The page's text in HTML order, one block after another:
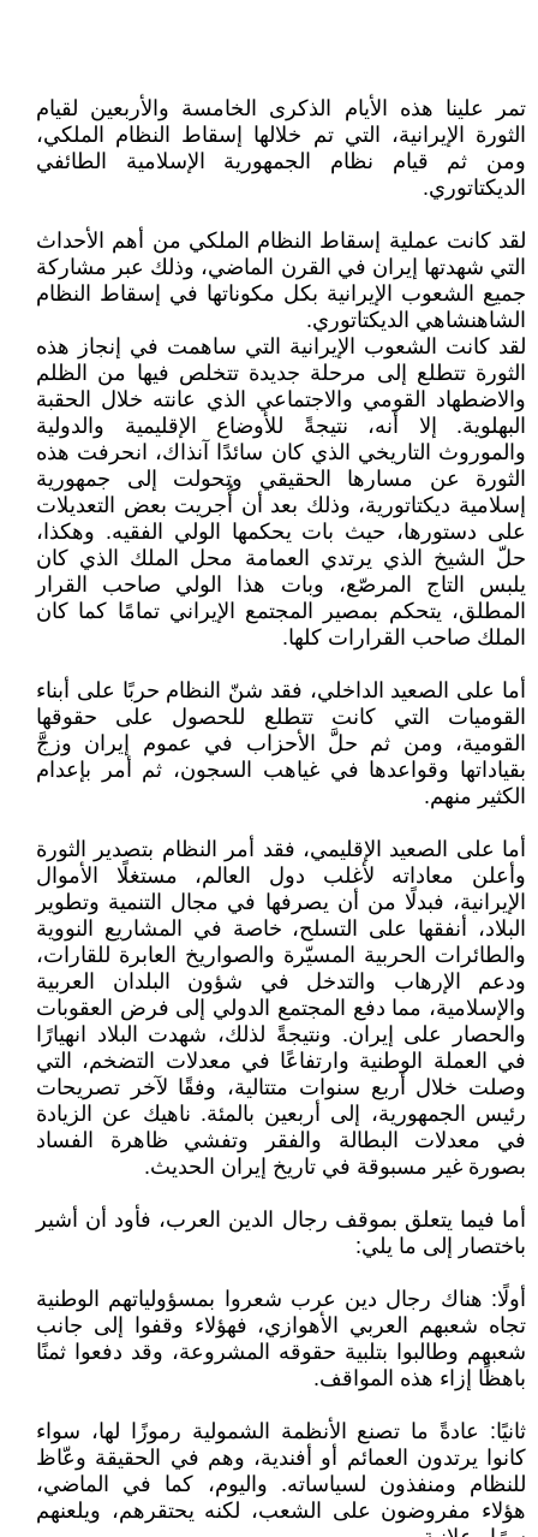
تمر علينا هذه الأيام الذكرى الخامسة والأربعين لقيام
الثورة الإيرانية، التي تم خلالها إسقاط النظام الملكي،
ومن ثم قيام نظام الجمهورية الإسلامية الطائفي
الديكتاتوري.
لقد كانت عملية إسقاط النظام الملكي من أهم الأحداث
التي شهدتها إيران في القرن الماضي، وذلك عبر مشاركة
جميع الشعوب الإيرانية بكل مكوناتها في إسقاط النظام
الشاهنشاهي الديكتاتوري.
لقد كانت الشعوب الإيرانية التي ساهمت في إنجاز هذه
الثورة تتطلع إلى مرحلة جديدة تتخلص فيها من الظلم
والاضطهاد القومي والاجتماعي الذي عانته خلال الحقبة
البهلوية. إلا أنه، نتيجةً للأوضاع الإقليمية والدولية
والموروث التاريخي الذي كان سائدًا آنذاك، انحرفت هذه
الثورة عن مسارها الحقيقي وتحولت إلى جمهورية
إسلامية ديكتاتورية، وذلك بعد أن أُجريت بعض التعديلات
على دستورها، حيث بات يحكمها الولي الفقيه. وهكذا،
حلّ الشيخ الذي يرتدي العمامة محل الملك الذي كان
يلبس التاج المرصّع، وبات هذا الولي صاحب القرار
المطلق، يتحكم بمصير المجتمع الإيراني تمامًا كما كان
الملك صاحب القرارات كلها.
أما على الصعيد الداخلي، فقد شنّ النظام حربًا على أبناء
القوميات التي كانت تتطلع للحصول على حقوقها
القومية، ومن ثم حلَّ الأحزاب في عموم إيران وزجَّ
بقياداتها وقواعدها في غياهب السجون، ثم أمر بإعدام
الكثير منهم.
أما على الصعيد الإقليمي، فقد أمر النظام بتصدير الثورة
وأعلن معاداته لأغلب دول العالم، مستغلًا الأموال
الإيرانية، فبدلًا من أن يصرفها في مجال التنمية وتطوير
البلاد، أنفقها على التسلح، خاصة في المشاريع النووية
والطائرات الحربية المسيّرة والصواريخ العابرة للقارات،
ودعم الإرهاب والتدخل في شؤون البلدان العربية
والإسلامية، مما دفع المجتمع الدولي إلى فرض العقوبات
والحصار على إيران. ونتيجةً لذلك، شهدت البلاد انهيارًا
في العملة الوطنية وارتفاعًا في معدلات التضخم، التي
وصلت خلال أربع سنوات متتالية، وفقًا لآخر تصريحات
رئيس الجمهورية، إلى أربعين بالمئة. ناهيك عن الزيادة
في معدلات البطالة والفقر وتفشي ظاهرة الفساد
بصورة غير مسبوقة في تاريخ إيران الحديث.
أما فيما يتعلق بموقف رجال الدين العرب، فأود أن أشير
باختصار إلى ما يلي:
أولًا: هناك رجال دين عرب شعروا بمسؤولياتهم الوطنية
تجاه شعبهم العربي الأهوازي، فهؤلاء وقفوا إلى جانب
شعبهم وطالبوا بتلبية حقوقه المشروعة، وقد دفعوا ثمنًا
باهظًا إزاء هذه المواقف.
ثانيًا: عادةً ما تصنع الأنظمة الشمولية رموزًا لها، سواء
كانوا يرتدون العمائم أو أفندية، وهم في الحقيقة وعّاظ
للنظام ومنفذون لسياساته. واليوم، كما في الماضي،
هؤلاء مفروضون على الشعب، لكنه يحتقرهم، ويلعنهم